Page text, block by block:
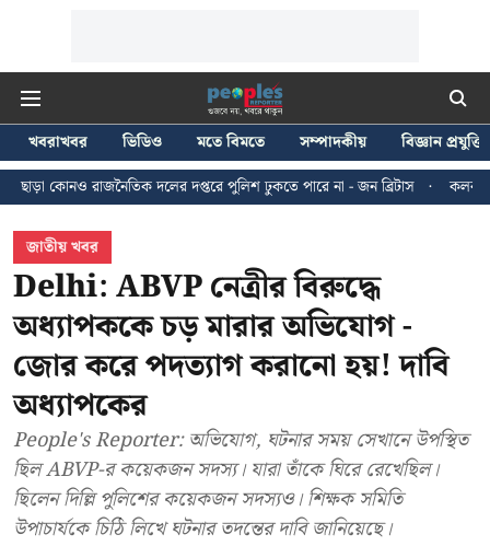
খবরাখবর ভিডিও মতে বিমতে সম্পাদকীয়
বিজ্ঞান প্রযুক্তি
দলের দপ্তরে পুলিশ ঢুকতে পারে না - জন ব্রিটাস
কলকাতায় ২৪ জুলাইয়ের
জাতীয় খবর
Delhi: ABVP নেত্রীর বিরুদ্ধে
অধ্যাপককে চড় মারার অভিযোগ -
জোর করে পদত্যাগ করানো হয়! দাবি
অধ্যাপকের
People's Reporter: অভিযোগ, ঘটনার সময় সেখানে উপস্থিত
ছিল ABVP-র কয়েকজন সদস্য। যারা তাঁকে ঘিরে রেখেছিল।
ছিলেন দিল্লি পুলিশের কয়েকজন সদস্যও। শিক্ষক সমিতি
উপাচার্যকে চিঠি লিখে ঘটনার তদন্তের দাবি জানিয়েছে।